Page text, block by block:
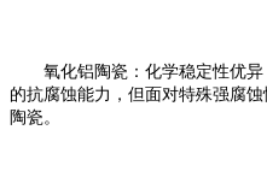
氧化铝陶瓷：化学稳定性优异
的抗腐蚀能力，但面对特殊强腐
陶瓷。